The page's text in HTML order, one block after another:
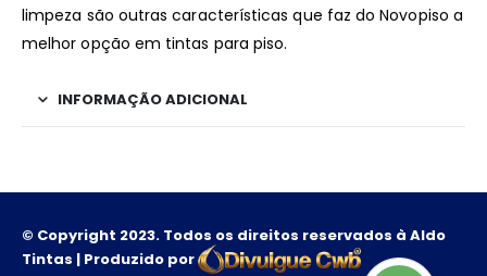
limpeza são outras características que faz do Novopiso a
melhor opção em tintas para piso.
INFORMAÇÃO ADICIONAL
© Copyright 2023. Todos os direitos reservados à Aldo
Tintas | Produzido por